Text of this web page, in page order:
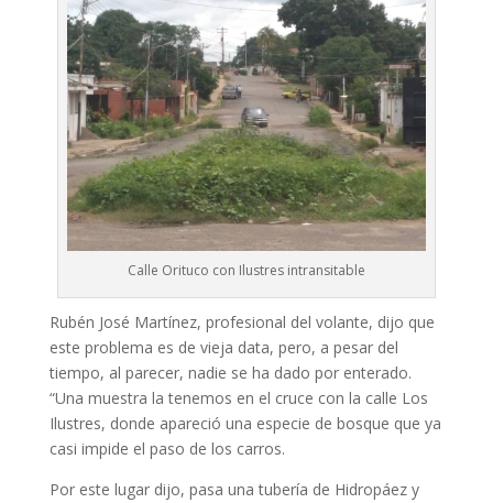
Calle Orituco con Ilustres intransitable
Rubén José Martínez, profesional del volante, dijo que
este problema es de vieja data, pero, a pesar del
tiempo, al parecer, nadie se ha dado por enterado.
“Una muestra la tenemos en el cruce con la calle Los
Ilustres, donde apareció una especie de bosque que ya
casi impide el paso de los carros.
Por este lugar dijo, pasa una tubería de Hidropáez y